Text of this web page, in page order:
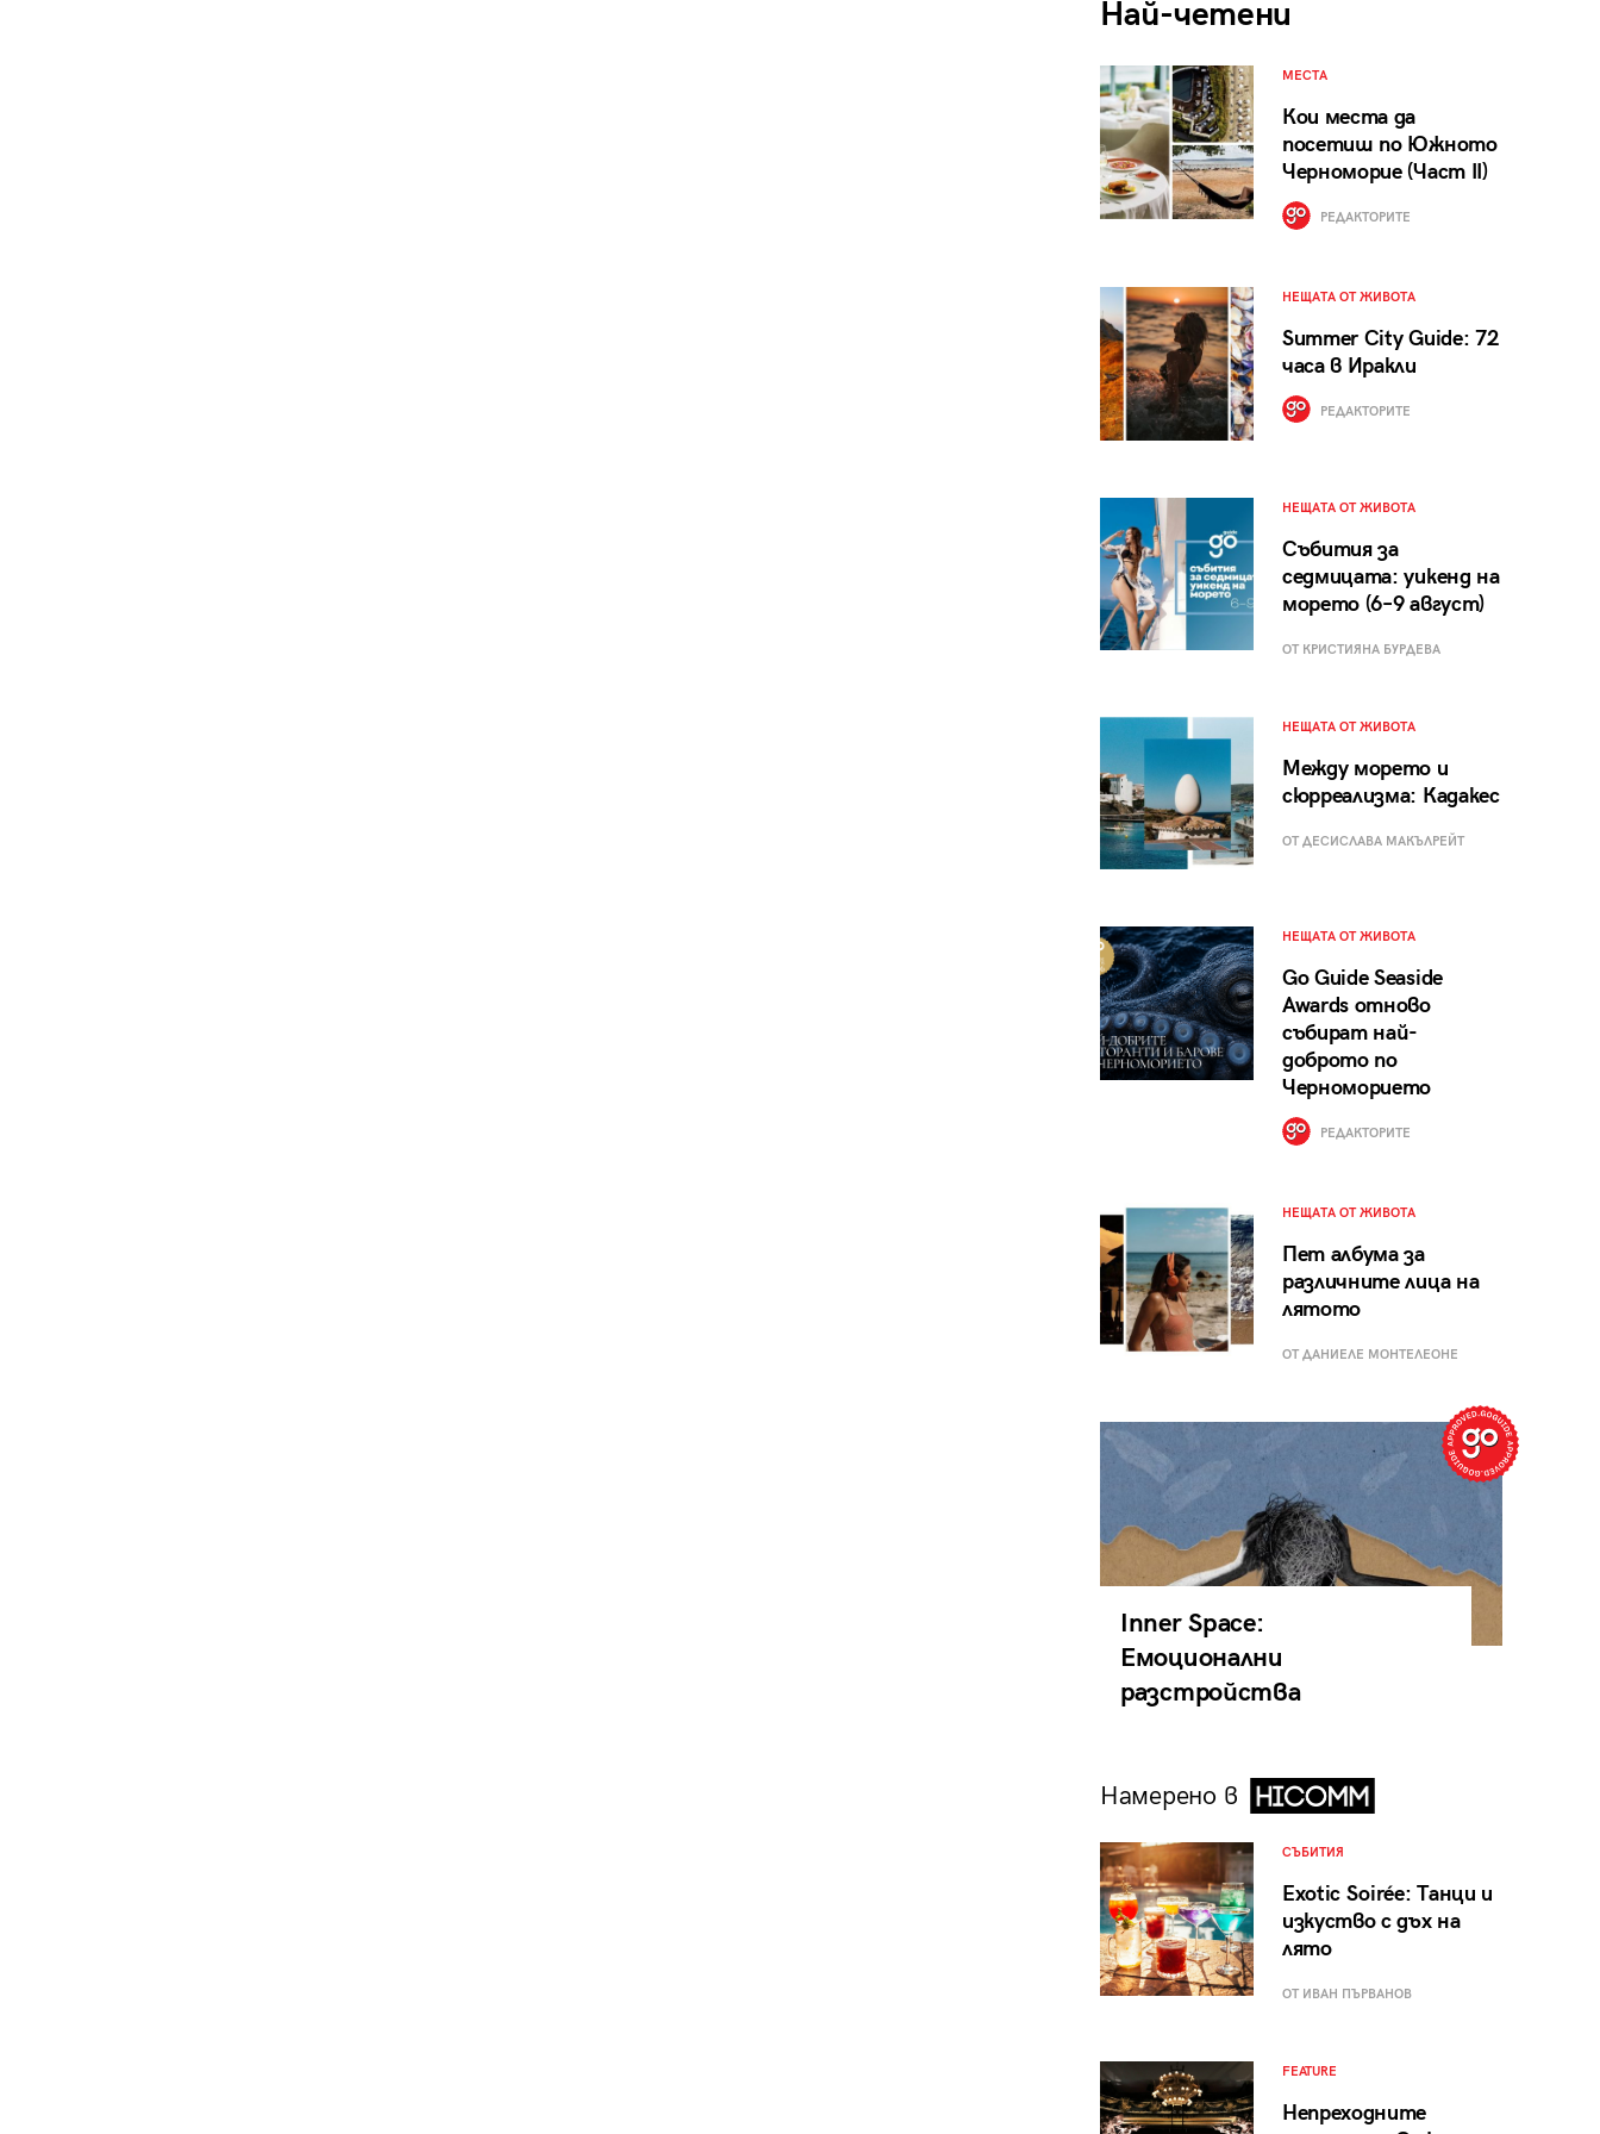
Най-четени
МЕСТА
Кои места да
посетиш по Южното
Черноморие (Част II)
РЕДАКТОРИТЕ
НЕЩАТА ОТ ЖИВОТА
Summer City Guide: 72
часа в Иракли
РЕДАКТОРИТЕ
НЕЩАТА ОТ ЖИВОТА
Събития за
седмицата: уикенд на
морето (6–9 август)
ОТ КРИСТИЯНА БУРДЕВА
НЕЩАТА ОТ ЖИВОТА
Между морето и
сюрреализма: Кадакес
ОТ ДЕСИСЛАВА МАКЪЛРЕЙТ
НЕЩАТА ОТ ЖИВОТА
Go Guide Seaside
Awards отново
събират най-
доброто по
Черноморието
РЕДАКТОРИТЕ
НЕЩАТА ОТ ЖИВОТА
Пет албума за
различните лица на
лятото
ОТ ДАНИЕЛЕ МОНТЕЛЕОНЕ
Inner Space:
Емоционални
разстройства
Намерено в
СЪБИТИЯ
Exotic Soirée: Танци и
изкуство с дъх на
лято
ОТ ИВАН ПЪРВАНОВ
FEATURE
Непреходните